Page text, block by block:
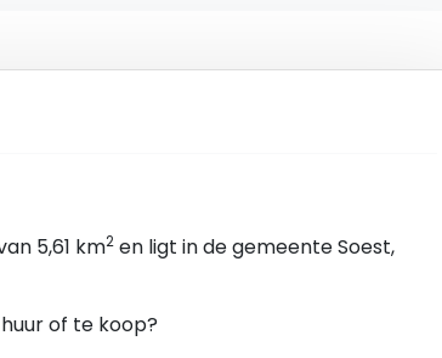
na de huuringangsdatum, worden verhoogd
het model zoals is vastgesteld door de Raad
de algemene bepalingen.
5,61 km2en ligt in de gemeente Soest,
of te koop?